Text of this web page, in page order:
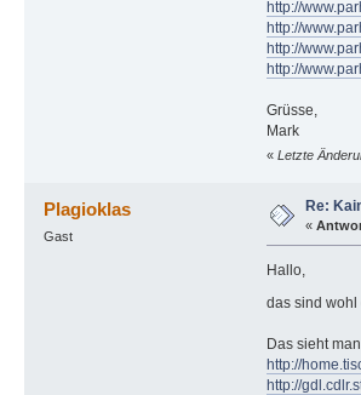
http://
http://
http://
http://
Grüsse,
Mark
« Letzte
Plagioklas
Gast
Re:
«
Hallo,
das sind wohl
Das sieht
http://
http://